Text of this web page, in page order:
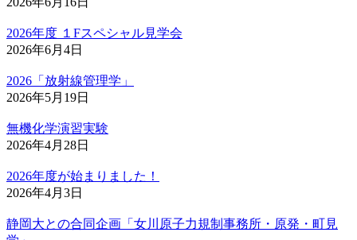
2026年度 １Fスペシャル見学会
2026年6月4日
2026「放射線管理学」
2026年5月19日
無機化学演習実験
2026年4月28日
2026年度が始まりました！
2026年4月3日
静岡大との合同企画「女川原子力規制事務所・原発・町見